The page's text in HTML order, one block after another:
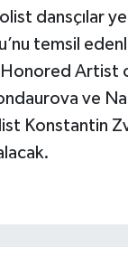
dansçılar
temsil
Artist
ve
Konstantin